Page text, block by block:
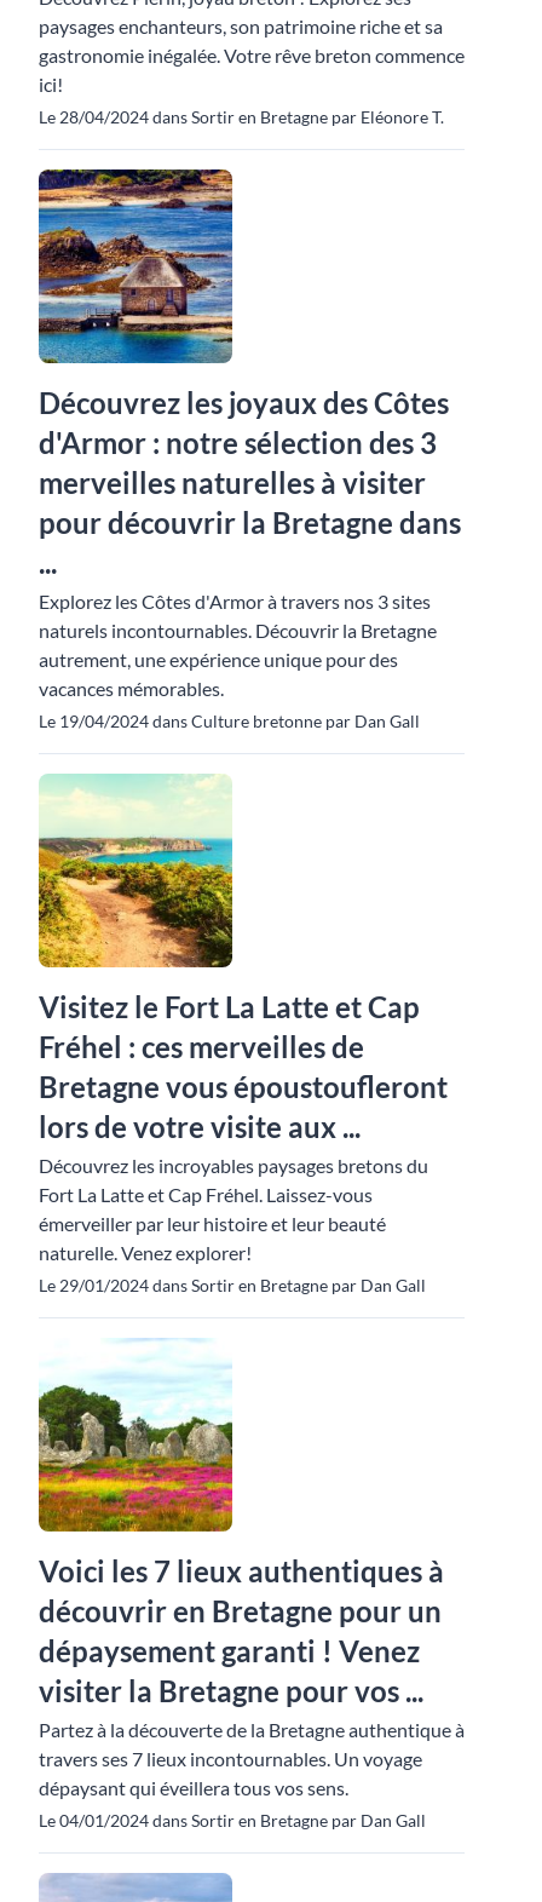
paysages enchanteurs, son patrimoine riche et sa
gastronomie inégalée. Votre rêve breton commence
ici!
Le 28/04/2024 dans Sortir en Bretagne par Eléonore T.
Découvrez les joyaux des Côtes
d'Armor : notre sélection des 3
merveilles naturelles à visiter
pour découvrir la Bretagne dans
...
Explorez les Côtes d'Armor à travers nos 3 sites
naturels incontournables. Découvrir la Bretagne
autrement, une expérience unique pour des
vacances mémorables.
Le 19/04/2024 dans Culture bretonne par Dan Gall
Visitez le Fort La Latte et Cap
Fréhel : ces merveilles de
Bretagne vous époustoufleront
lors de votre visite aux ...
Découvrez les incroyables paysages bretons du
Fort La Latte et Cap Fréhel. Laissez-vous
émerveiller par leur histoire et leur beauté
naturelle. Venez explorer!
Le 29/01/2024 dans Sortir en Bretagne par Dan Gall
Voici les 7 lieux authentiques à
découvrir en Bretagne pour un
dépaysement garanti ! Venez
visiter la Bretagne pour vos ...
Partez à la découverte de la Bretagne authentique à
travers ses 7 lieux incontournables. Un voyage
dépaysant qui éveillera tous vos sens.
Le 04/01/2024 dans Sortir en Bretagne par Dan Gall